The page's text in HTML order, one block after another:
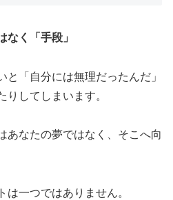
なく「手段」
と「自分には無理だったんだ」
りしてしまいます。
あなたの夢ではなく、そこへ向
は一つではありません。